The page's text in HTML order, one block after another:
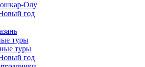
Олу
год
туры
туры
год